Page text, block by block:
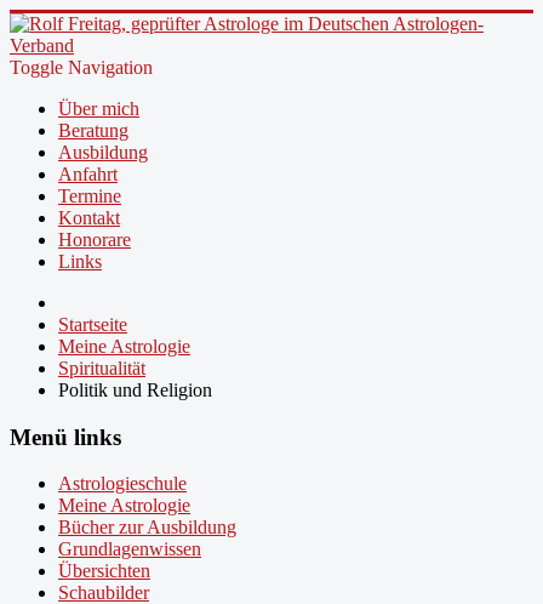
Toggle Navigation
Über mich
Beratung
Ausbildung
Anfahrt
Termine
Kontakt
Honorare
Links
Startseite
Meine Astrologie
Spiritualität
Politik und Religion
Menü links
Astrologieschule
Meine Astrologie
Bücher zur Ausbildung
Grundlagenwissen
Übersichten
Schaubilder